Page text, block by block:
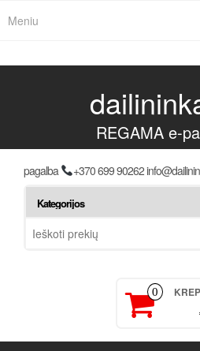
Meniu
REGAMA e-
pagalba +370 699 90262
0